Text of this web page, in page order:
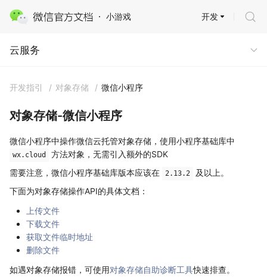
小游戏
云服务 · 云托管
开发
云服务
开发指引 / 对象存储 / 微信小程序
对象存储-微信小程序
微信小程序中操作微信云托管对象存储，使用小程序基础库中
wx.cloud
方法对象，无需引入额外的SDK
需要注意，微信小程序基础库版本应该在
2.13.2
及以上。
下面为对象存储操作API的具体文档：
上传文件
下载文件
获取文件临时地址
删除文件
如遇对象存储报错，可使用对象存储自助诊断工具快速排查。